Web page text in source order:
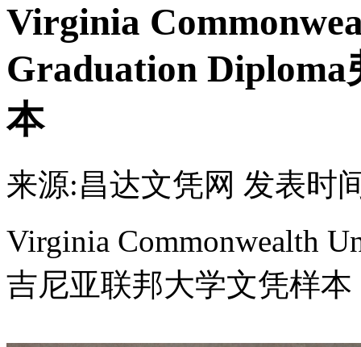
Virginia
Graduation
本
来源:昌达文凭网 发表时
Virginia Commonwealth
吉尼亚联邦大学文凭样本